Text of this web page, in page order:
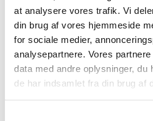
at analysere vores trafik. Vi
din brug af vores hjemmeside
for sociale medier,
analysepartnere. Vores
data med andre oplysninger, du
de har indsamlet fra din brug af
Strand
Vi lærer dig at kontrollere
er at have det sjovt på
lærer at vende